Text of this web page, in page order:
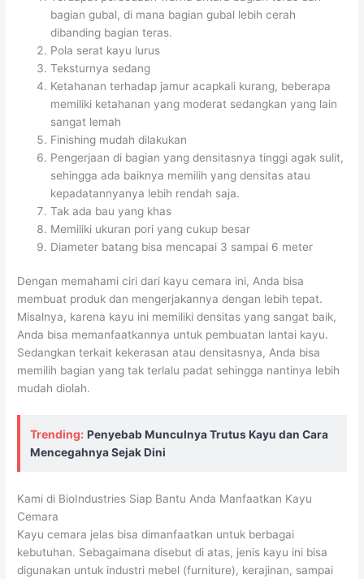
bagian gubal, di mana bagian gubal lebih cerah
dibanding bagian teras.
Pola serat kayu lurus
Teksturnya sedang
Ketahanan terhadap jamur acapkali kurang, beberapa
memiliki ketahanan yang moderat sedangkan yang lain
sangat lemah
Finishing mudah dilakukan
Pengerjaan di bagian yang densitasnya tinggi agak sulit,
sehingga ada baiknya memilih yang densitas atau
kepadatannyanya lebih rendah saja.
Tak ada bau yang khas
Memiliki ukuran pori yang cukup besar
Diameter batang bisa mencapai 3 sampai 6 meter
Dengan memahami ciri dari kayu cemara ini, Anda bisa
membuat produk dan mengerjakannya dengan lebih tepat.
Misalnya, karena kayu ini memiliki densitas yang sangat baik,
Anda bisa memanfaatkannya untuk pembuatan lantai kayu.
Sedangkan terkait kekerasan atau densitasnya, Anda bisa
memilih bagian yang tak terlalu padat sehingga nantinya lebih
mudah diolah.
Trending: Penyebab Munculnya Trutus Kayu dan Cara
Mencegahnya Sejak Dini
Kami di BioIndustries Siap Bantu Anda Manfaatkan Kayu
Cemara
Kayu cemara jelas bisa dimanfaatkan untuk berbagai
kebutuhan. Sebagaimana disebut di atas, jenis kayu ini bisa
digunakan untuk industri mebel (furniture), kerajinan, sampai